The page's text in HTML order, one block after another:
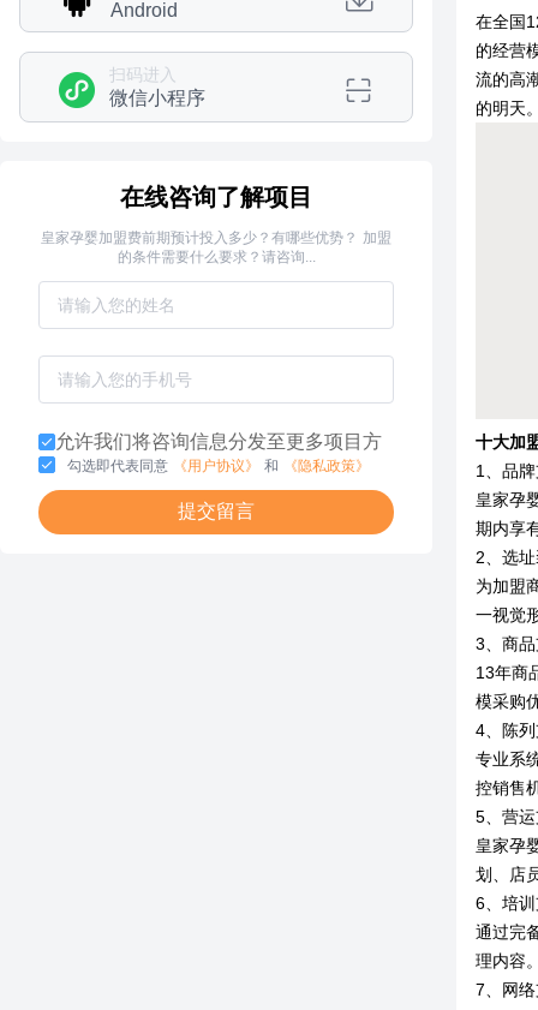
Android
扫码进入
微信小程序
在线咨询了解项目
皇家孕婴加盟费前期预计投入多少？有哪些优势？ 加盟
的条件需要什么要求？请咨询...
允许我们将咨询信息分发至更多项目方
勾选即代表同意 《用户协议》 和 《隐私政策》
提交留言
在全国
的经营
流的高
的明天
十大加
1、品
皇家孕
期内享
2、选
为加盟
一视觉
3、商
13年商
模采购
4、陈
专业系
控销售
5、营
皇家孕
划、店
6、培
通过完
理内容
7、网